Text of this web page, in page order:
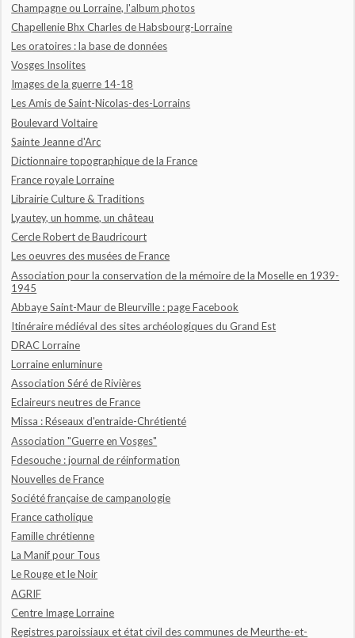
Champagne ou Lorraine, l'album photos
Chapellenie Bhx Charles de Habsbourg-Lorraine
Les oratoires : la base de données
Vosges Insolites
Images de la guerre 14-18
Les Amis de Saint-Nicolas-des-Lorrains
Boulevard Voltaire
Sainte Jeanne d'Arc
Dictionnaire topographique de la France
France royale Lorraine
Librairie Culture & Traditions
Lyautey, un homme, un château
Cercle Robert de Baudricourt
Les oeuvres des musées de France
Association pour la conservation de la mémoire de la Moselle en 1939-
1945
Abbaye Saint-Maur de Bleurville : page Facebook
Itinéraire médiéval des sites archéologiques du Grand Est
DRAC Lorraine
Lorraine enluminure
Association Séré de Rivières
Eclaireurs neutres de France
Missa : Réseaux d'entraide-Chrétienté
Association "Guerre en Vosges"
Fdesouche : journal de réinformation
Nouvelles de France
Société française de campanologie
France catholique
Famille chrétienne
La Manif pour Tous
Le Rouge et le Noir
AGRIF
Centre Image Lorraine
Registres paroissiaux et état civil des communes de Meurthe-et-